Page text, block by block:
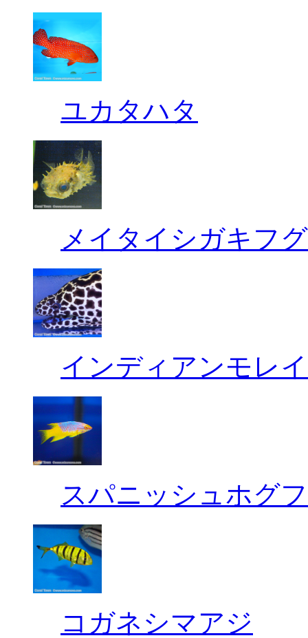
ユカタハタ
メイタイシガキフグ
インディアンモレイ
スパニッシュホグ
コガネシマアジ